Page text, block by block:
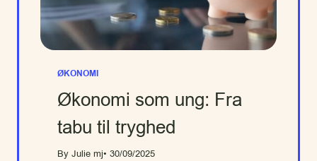
ØKONOMI
Økonomi som ung: Fra
tabu til tryghed
By Julie mj• 30/09/2025